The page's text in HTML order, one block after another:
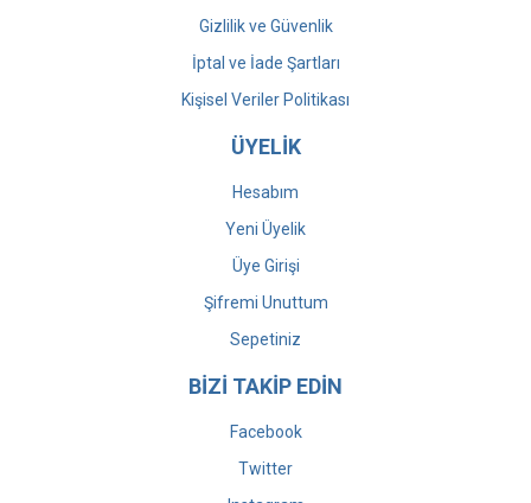
Gizlilik ve Güvenlik
İptal ve İade Şartları
Kişisel Veriler Politikası
ÜYELİK
Hesabım
Yeni Üyelik
Üye Girişi
Şifremi Unuttum
Sepetiniz
BİZİ TAKİP EDİN
Facebook
Twitter